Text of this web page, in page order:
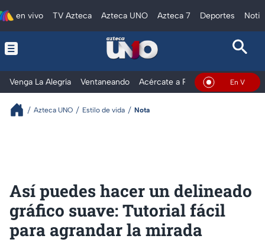
en vivo TV Azteca Azteca UNO Azteca 7 Deportes
Venga La Alegría Ventaneando Acércate a Rocío Al Extremo
En Vivo
Azteca UNO Estilo de vida Nota
Así puedes hacer un delineado
gráfico suave: Tutorial fácil
para agrandar la mirada